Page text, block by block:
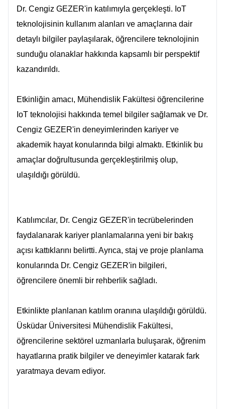
Dr. Cengiz GEZER'in katılımıyla gerçekleşti. IoT
teknolojisinin kullanım alanları ve amaçlarına dair
detaylı bilgiler paylaşılarak, öğrencilere teknolojinin
sunduğu olanaklar hakkında kapsamlı bir perspektif
kazandırıldı.
Etkinliğin amacı, Mühendislik Fakültesi öğrencilerine
IoT teknolojisi hakkında temel bilgiler sağlamak ve Dr.
Cengiz GEZER'in deneyimlerinden kariyer ve
akademik hayat konularında bilgi almaktı. Etkinlik bu
amaçlar doğrultusunda gerçekleştirilmiş olup,
ulaşıldığı görüldü.
Katılımcılar, Dr. Cengiz GEZER'in tecrübelerinden
faydalanarak kariyer planlamalarına yeni bir bakış
açısı kattıklarını belirtti. Ayrıca, staj ve proje planlama
konularında Dr. Cengiz GEZER'in bilgileri,
öğrencilere önemli bir rehberlik sağladı.
Etkinlikte planlanan katılım oranına ulaşıldığı görüldü.
Üsküdar Üniversitesi Mühendislik Fakültesi,
öğrencilerine sektörel uzmanlarla buluşarak, öğrenim
hayatlarına pratik bilgiler ve deneyimler katarak fark
yaratmaya devam ediyor.